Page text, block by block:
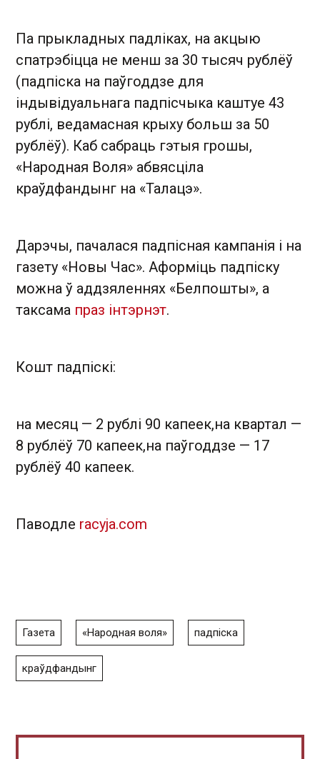
Па прыкладных падліках, на акцыю
спатрэбіцца не менш за 30 тысяч рублёў
(падпіска на паўгоддзе для
індывідуальнага падпісчыка каштуе 43
рублі, ведамасная крыху больш за 50
рублёў). Каб сабраць гэтыя грошы,
«Народная Воля» абвясціла
краўдфандынг на «Талацэ».
Дарэчы, пачалася падпісная кампанія і на
газету «Новы Час». Аформіць падпіску
можна ў аддзяленнях «Белпошты», а
таксама праз інтэрнэт.
Кошт падпіскі:
на месяц — 2 рублі 90 капеек,на квартал —
8 рублёў 70 капеек,на паўгоддзе — 17
рублёў 40 капеек.
Паводле racyja.com
Газета «Народная воля» падпіска
краўдфандынг